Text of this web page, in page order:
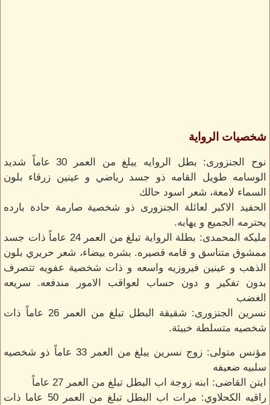
شخصيات الرواية
نوح الجنزورى: بطل الروايه يبلغ من العمر 30 عاماً شديد
الوسامه طويل القامه ذو جسد رياضي و عينين زرقاء بلون
السماء لامعة، شعر اسود حالك
الحفيد الاكبر لعائلة الجنزورى ذو شخصية صارمة حادة بارده
يحترمه الجميع و يهابه.
مليكه المحمدى: بطلة الرواية تبلغ من العمر 24 عاماً ذات جسد
ممشوق متناسق و قامه قصيره. بشره بيضاء، شعر حريري بلون
الذهب و عينين فيروزيه واسعه و ذات شخصية عفويه تتصرف
بدون تفكير و دون حساب لعواقب الامور مندفعه. سريعه
الغضب
نسرين الجنزورى: شقيقة البطل تبلغ من العمر 26 عاماً ذات
شخصيه متسلطة خبيثة.
مؤنس متولى: زوج نسرين يبلغ من العمر 33 عاماً ذو شخصيه
سلبيه ضعيفه
ايتن القاضى: ابنه زوجة اب البطل تبلغ من العمر 27 عاماً
راقيه الكحلاوي: مرات اب البطل تبلغ من العمر 50 عاما ذات